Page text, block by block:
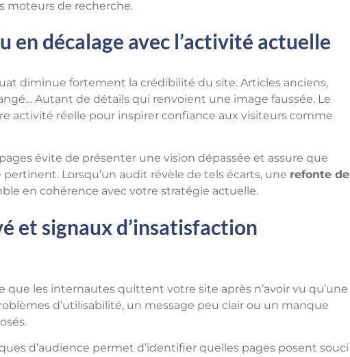
moteurs de recherche.
en décalage avec l’activité actuelle
diminue fortement la crédibilité du site. Articles anciens,
Autant de détails qui renvoient une image faussée. Le
activité réelle pour inspirer confiance aux visiteurs comme
évite de présenter une vision dépassée et assure que
Lorsqu’un audit révèle de tels écarts, une refonte de
en cohérence avec votre stratégie actuelle.
et signaux d’insatisfaction
que les internautes quittent votre site après n’avoir vu qu’une
d’utilisabilité, un message peu clair ou un manque
d’audience permet d’identifier quelles pages posent souci